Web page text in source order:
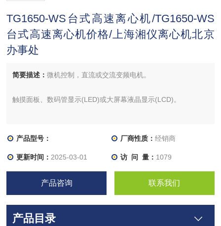
TG1650-WS台式高速离心机/TG1650-WS
台式高速离心机价格/上海湘仪离心机北京
办事处
简要描述：微机控制，直流或交流变频电机。
触摸面板、数码管显示(LED)或大屏幕液晶显示(LCD)。
配有多种转子，方便用户使用。
产品型号： 厂商性质： 经销商
更新时间： 2025-03-01 访 问 量： 1079
产品咨询 联系我们
产品目录